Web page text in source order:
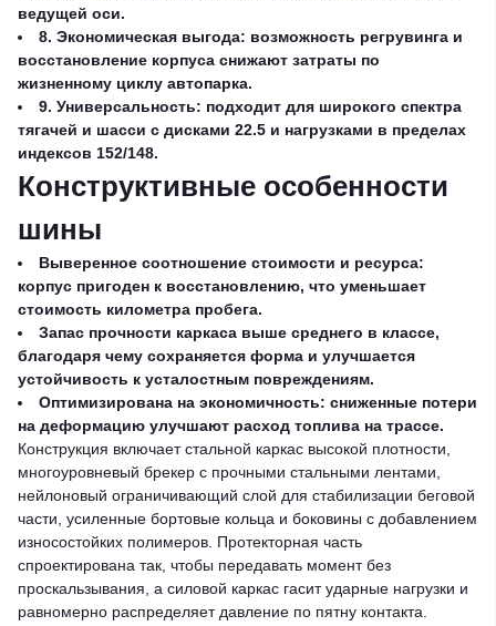
ведущей оси.
8. Экономическая выгода: возможность регрувинга и
восстановление корпуса снижают затраты по
жизненному циклу автопарка.
9. Универсальность: подходит для широкого спектра
тягачей и шасси с дисками 22.5 и нагрузками в пределах
индексов 152/148.
Конструктивные особенности
шины
Выверенное соотношение стоимости и ресурса:
корпус пригоден к восстановлению, что уменьшает
стоимость километра пробега.
Запас прочности каркаса выше среднего в классе,
благодаря чему сохраняется форма и улучшается
устойчивость к усталостным повреждениям.
Оптимизирована на экономичность: сниженные потери
на деформацию улучшают расход топлива на трассе.
Конструкция включает стальной каркас высокой плотности,
многоуровневый брекер с прочными стальными лентами,
нейлоновый ограничивающий слой для стабилизации беговой
части, усиленные бортовые кольца и боковины с добавлением
износостойких полимеров. Протекторная часть
спроектирована так, чтобы передавать момент без
проскальзывания, а силовой каркас гасит ударные нагрузки и
равномерно распределяет давление по пятну контакта.